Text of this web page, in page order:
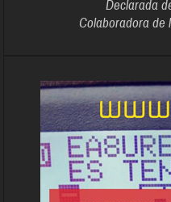
Declarada
Colaboradora de